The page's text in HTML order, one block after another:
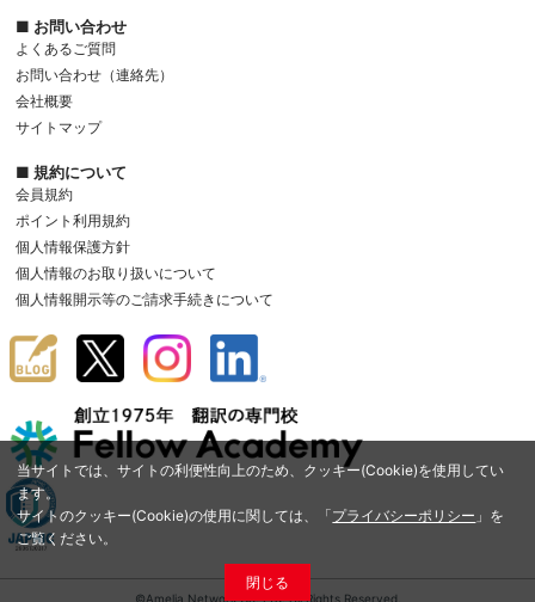
当サイトでは、サイトの利便性向上のため、クッキー(Cookie)を使用してい
ます。
サイトのクッキー(Cookie)の使用に関しては、「プライバシーポリシー 」を
ご覧ください。
閉じる
■ お問い合わせ
よくあるご質問
お問い合わせ（連絡先）
会社概要
サイトマップ
■ 規約について
会員規約
ポイント利用規約
個人情報保護方針
個人情報のお取り扱いについて
個人情報開示等のご請求手続きについて
©Amelia Network Co.,Ltd. All Rights Reserved.